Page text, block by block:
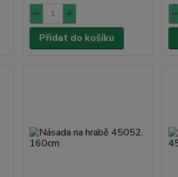
Přidat do košíku